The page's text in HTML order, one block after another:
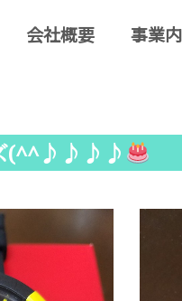
会社概要 事業
ズ(^^♪♪♪♪